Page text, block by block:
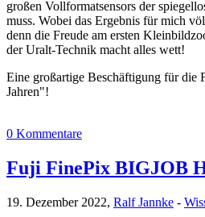
großen Vollformatsensors der
muss. Wobei das Ergebnis für mich
denn die Freude am ersten
der Uralt-Technik macht alles wett!
Eine großartige Beschäftigung für die
Jahren"!
0 Kommentare
Fuji FinePix BIGJOB
19. Dezember 2022, Ralf Jannke -